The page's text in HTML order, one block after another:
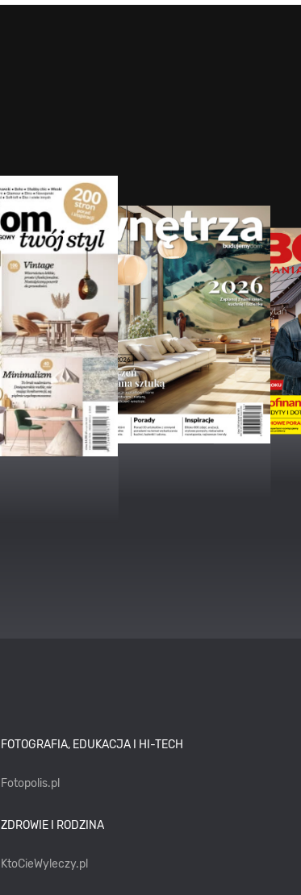
FOTOGRAFIA, EDUKACJA I HI-TECH
Fotopolis.pl
ZDROWIE I RODZINA
KtoCieWyleczy.pl